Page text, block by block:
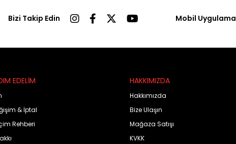
Bizi Takip Edin Mobil Uygulama
EDELİM
& İptal
Rehberi
HAKKIMIZDA
Hakkımızda
Bize Ulaşın
Mağaza Satışı
KVKK